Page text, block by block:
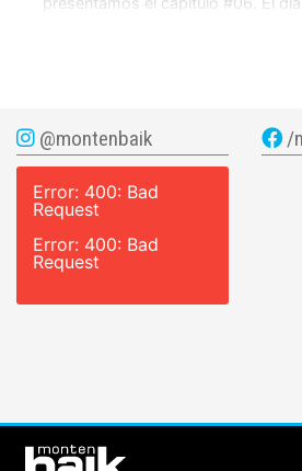
@montenbaik
Error: 400: Bad
Request
Error: 400: Bad
Request
/